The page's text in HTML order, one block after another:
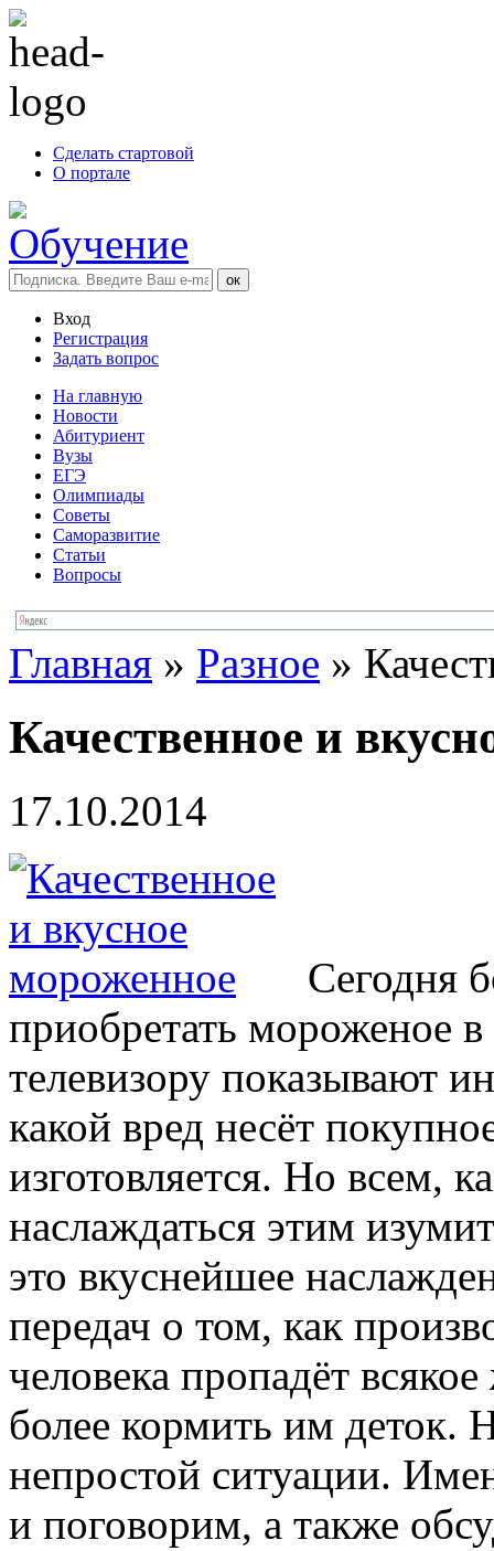
Сделать стартовой
О портале
Вход
Регистрация
Задать вопрос
На главную
Новости
Абитуриент
Вузы
ЕГЭ
Олимпиады
Советы
Саморазвитие
Статьи
Вопросы
Главная » Разное »
Качественное и
17.10.2014
Сегодня
приобретать мороженое
телевизору показывают
какой вред несёт
изготовляется. Но всем,
наслаждаться этим
это вкуснейшее
передач о том, как
человека пропадёт
более кормить им деток.
непростой ситуации.
и поговорим, а также